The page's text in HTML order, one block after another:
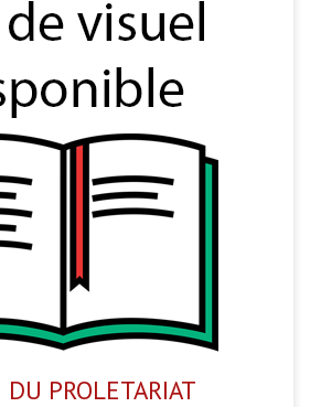
DU PROLETARIAT